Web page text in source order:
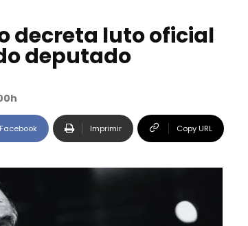
decreta luto oficial
deputado
Facebook Imprimir Copy URL